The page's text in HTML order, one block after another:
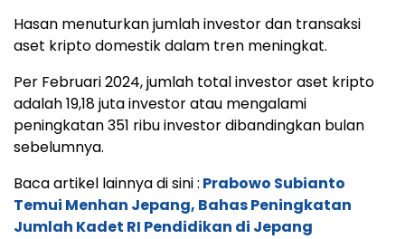
Hasan menuturkan jumlah investor dan transaksi
aset kripto domestik dalam tren meningkat.
Per Februari 2024, jumlah total investor aset kripto
adalah 19,18 juta investor atau mengalami
peningkatan 351 ribu investor dibandingkan bulan
sebelumnya.
Baca artikel lainnya di sini : Prabowo Subianto
Temui Menhan Jepang, Bahas Peningkatan
Jumlah Kadet RI Pendidikan di Jepang